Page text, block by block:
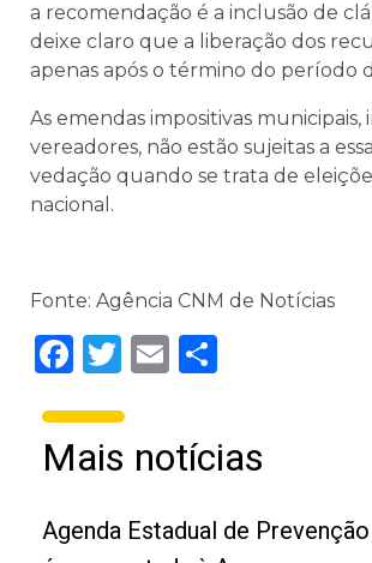
a recomendação é a inclusão de
deixe claro que a liberação dos
apenas após o término do período
As emendas impositivas municipais,
vereadores, não estão sujeitas a
vedação quando se trata de
nacional.
Fonte: Agência CNM de Notícias
Facebook
Twitter
Email
Mais notícias
Agenda Estadual de